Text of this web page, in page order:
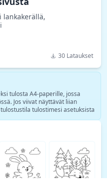
lankakerällä,
30 Lataukset
tulosta A4-paperille, jossa
Jos viivat näyttävät liian
tulostimesi asetuksista